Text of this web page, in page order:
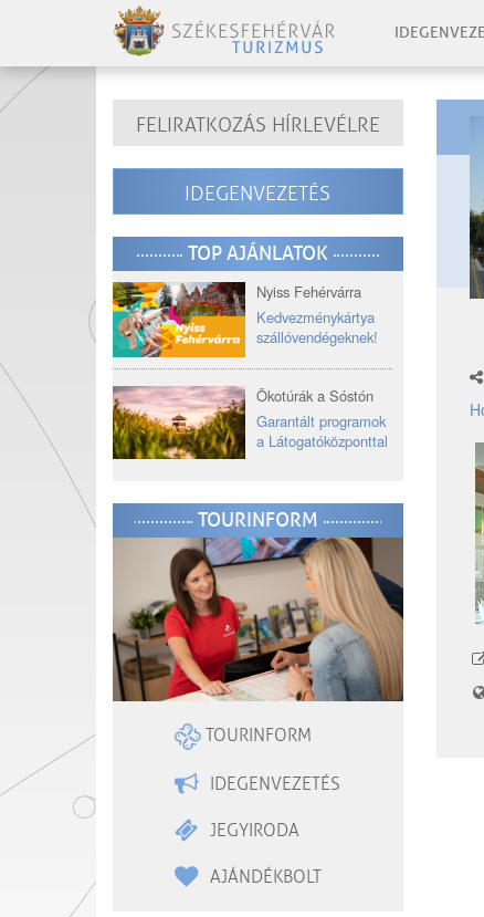
FELIRATKOZÁS HÍRLEVÉLRE
IDEGENVEZETÉS
TOP AJÁNLATOK
Nyiss Fehérvárra
Kedvezménykártya
szállóvendégeknek!
Ökotúrák a Sóstón
Garantált programok
a Látogatóközponttal
TOURINFORM
TOURINFORM
IDEGENVEZETÉS
JEGYIRODA
AJÁNDÉKBOLT